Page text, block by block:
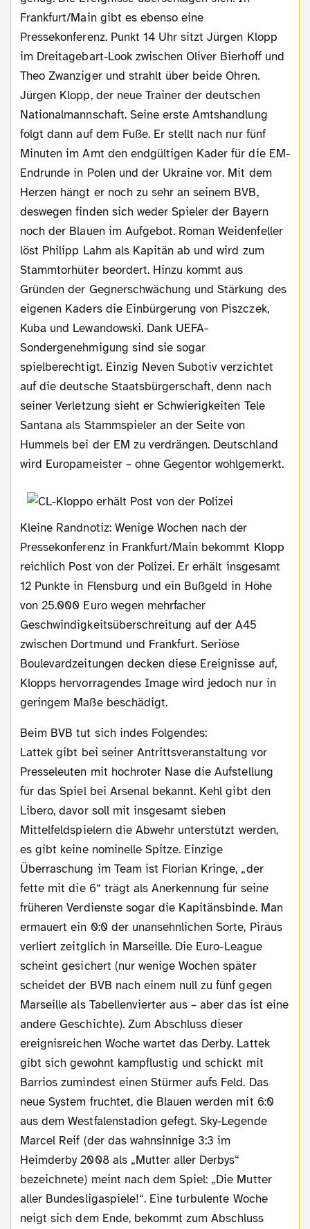
Frankfurt/Main gibt es ebenso eine
Pressekonferenz. Punkt 14 Uhr sitzt Jürgen Klopp
im Dreitagebart-Look zwischen Oliver Bierhoff und
Theo Zwanziger und strahlt über beide Ohren.
Jürgen Klopp, der neue Trainer der deutschen
Nationalmannschaft. Seine erste Amtshandlung
folgt dann auf dem Fuße. Er stellt nach nur fünf
Minuten im Amt den endgültigen Kader für die EM-
Endrunde in Polen und der Ukraine vor. Mit dem
Herzen hängt er noch zu sehr an seinem BVB,
deswegen finden sich weder Spieler der Bayern
noch der Blauen im Aufgebot. Roman Weidenfeller
löst Philipp Lahm als Kapitän ab und wird zum
Stammtorhüter beordert. Hinzu kommt aus
Gründen der Gegnerschwächung und Stärkung des
eigenen Kaders die Einbürgerung von Piszczek,
Kuba und Lewandowski. Dank UEFA-
Sondergenehmigung sind sie sogar
spielberechtigt. Einzig Neven Subotiv verzichtet
auf die deutsche Staatsbürgerschaft, denn nach
seiner Verletzung sieht er Schwierigkeiten Tele
Santana als Stammspieler an der Seite von
Hummels bei der EM zu verdrängen. Deutschland
wird Europameister – ohne Gegentor wohlgemerkt.
Kleine Randnotiz: Wenige Wochen nach der
Pressekonferenz in Frankfurt/Main bekommt Klopp
reichlich Post von der Polizei. Er erhält insgesamt
12 Punkte in Flensburg und ein Bußgeld in Höhe
von 25.000 Euro wegen mehrfacher
Geschwindigkeitsüberschreitung auf der A45
zwischen Dortmund und Frankfurt. Seriöse
Boulevardzeitungen decken diese Ereignisse auf,
Klopps hervorragendes Image wird jedoch nur in
geringem Maße beschädigt.
Beim BVB tut sich indes Folgendes:
Lattek gibt bei seiner Antrittsveranstaltung vor
Presseleuten mit hochroter Nase die Aufstellung
für das Spiel bei Arsenal bekannt. Kehl gibt den
Libero, davor soll mit insgesamt sieben
Mittelfeldspielern die Abwehr unterstützt werden,
es gibt keine nominelle Spitze. Einzige
Überraschung im Team ist Florian Kringe, „der
fette mit die 6“ trägt als Anerkennung für seine
früheren Verdienste sogar die Kapitänsbinde. Man
ermauert ein 0:0 der unansehnlichen Sorte, Piräus
verliert zeitglich in Marseille. Die Euro-League
scheint gesichert (nur wenige Wochen später
scheidet der BVB nach einem null zu fünf gegen
Marseille als Tabellenvierter aus – aber das ist eine
andere Geschichte). Zum Abschluss dieser
ereignisreichen Woche wartet das Derby. Lattek
gibt sich gewohnt kampflustig und schickt mit
Barrios zumindest einen Stürmer aufs Feld. Das
neue System fruchtet, die Blauen werden mit 6:0
aus dem Westfalenstadion gefegt. Sky-Legende
Marcel Reif (der das wahnsinnige 3:3 im
Heimderby 2008 als „Mutter aller Derbys“
bezeichnete) meint nach dem Spiel: „Die Mutter
aller Bundesligaspiele!“. Eine turbulente Woche
neigt sich dem Ende, bekommt zum Abschluss